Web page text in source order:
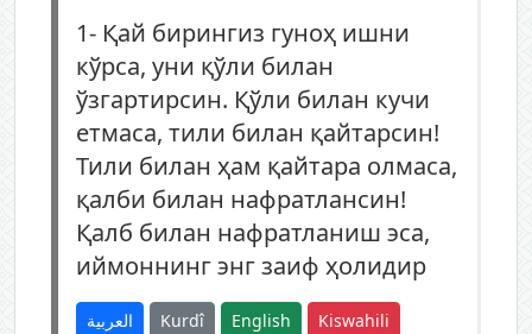
1- Қай бирингиз гуноҳ ишни
кўрса, уни қўли билан
ўзгартирсин. Қўли билан кучи
етмаса, тили билан қайтарсин!
Тили билан ҳам қайтара олмаса,
қалби билан нафратлансин!
Қалб билан нафратланиш эса,
иймоннинг энг заиф ҳолидир
العربية Kurdî English Kiswahili